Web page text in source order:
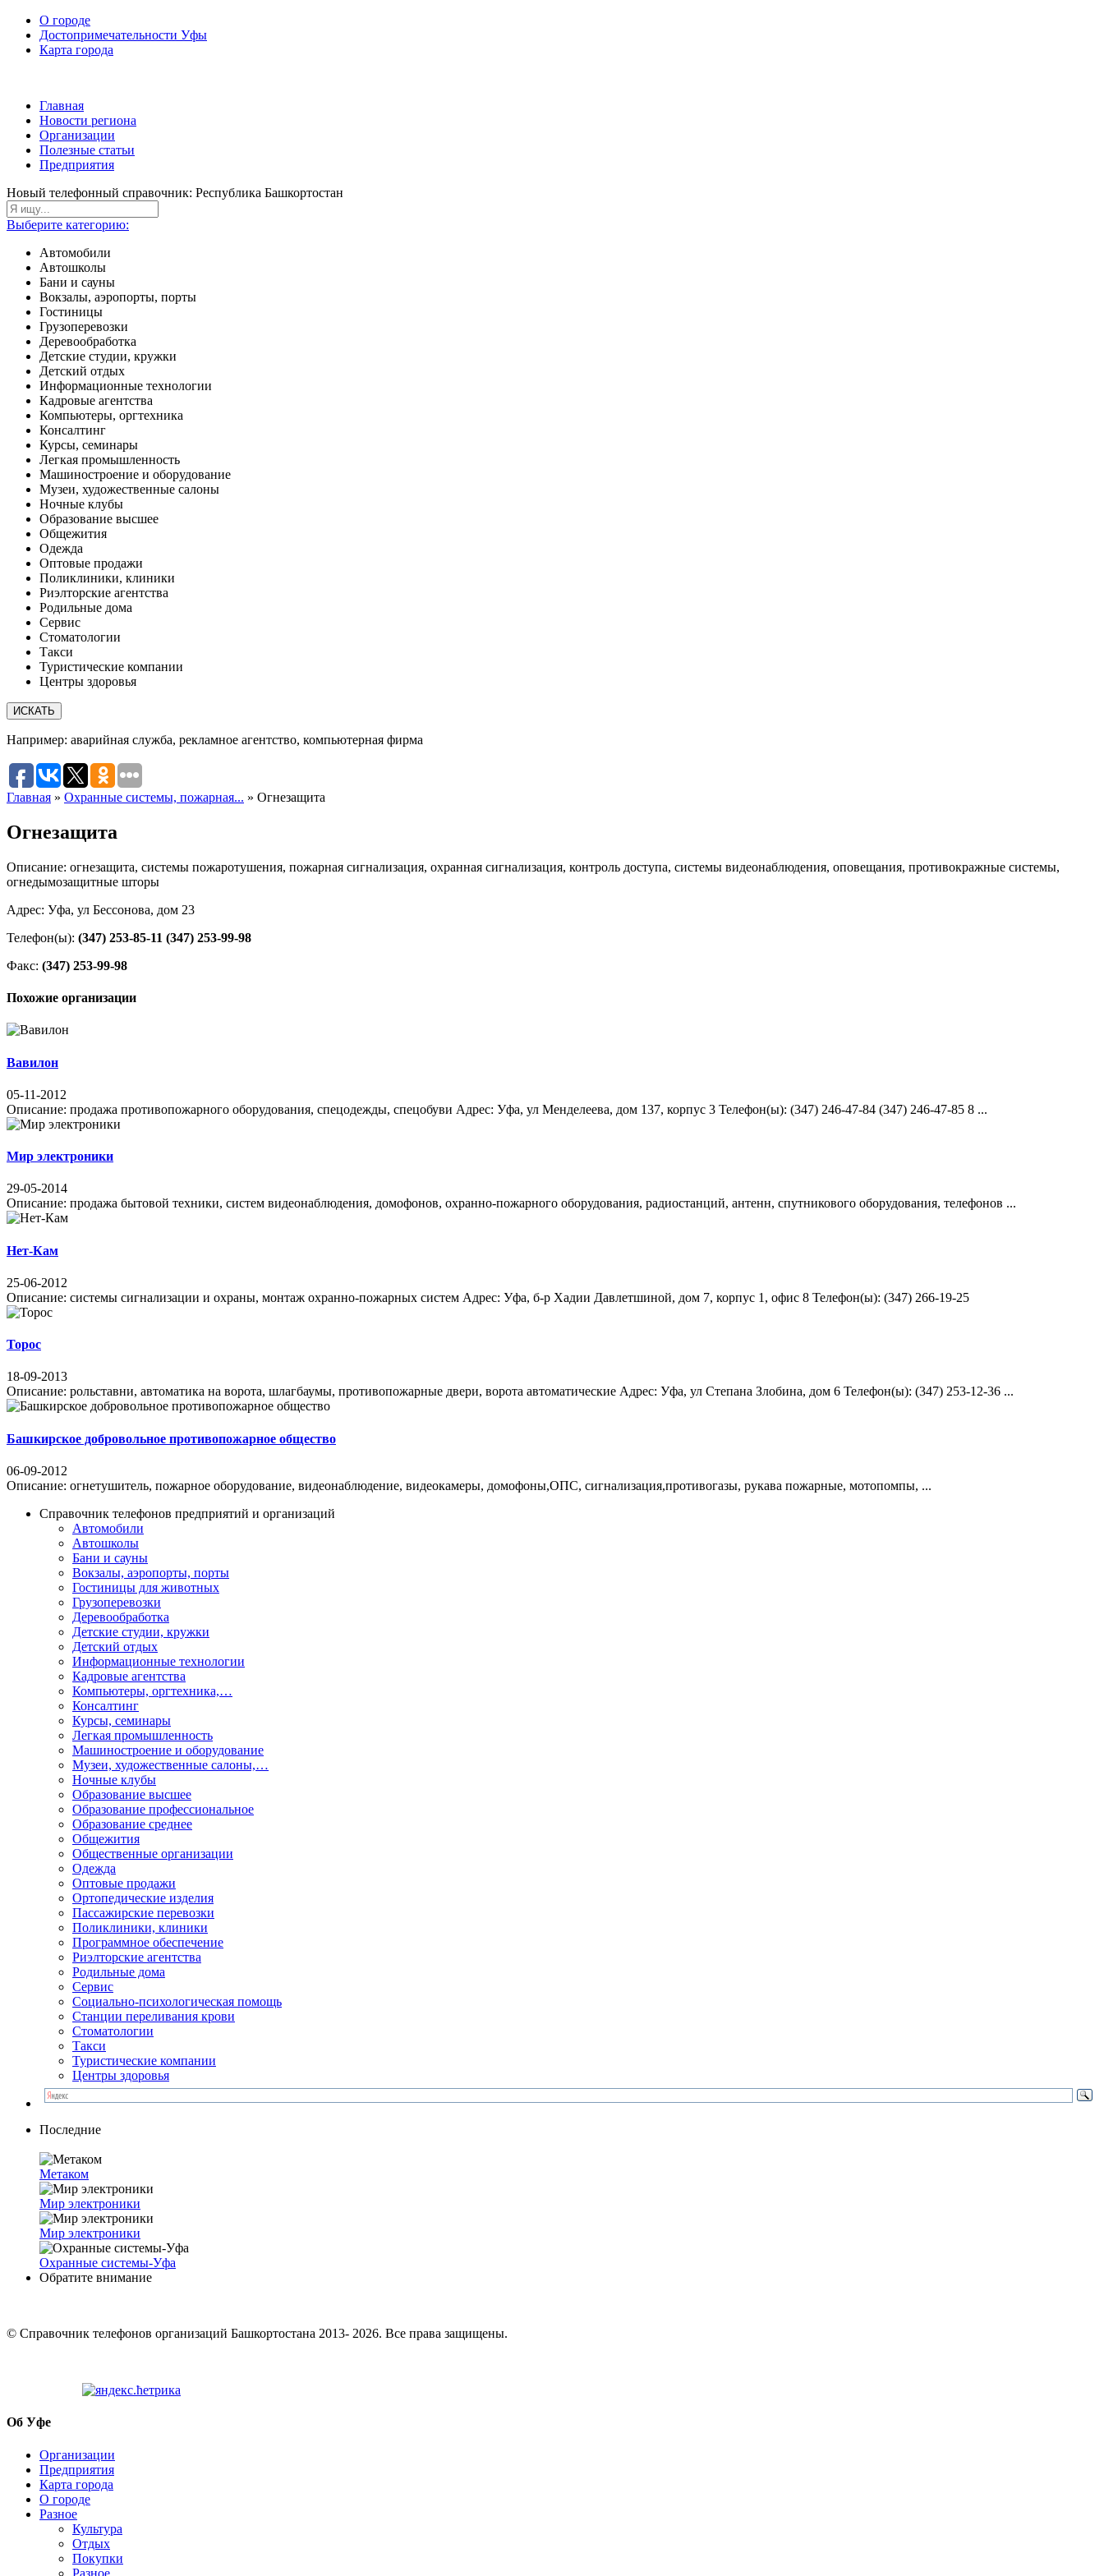
О городе
Достопримечательности Уфы
Карта города
Главная
Новости региона
Организации
Полезные статьи
Предприятия
Новый телефонный справочник: Республика Башкортостан
Выберите категорию:
Автомобили
Автошколы
Бани и сауны
Вокзалы, аэропорты, порты
Гостиницы
Грузоперевозки
Деревообработка
Детские студии, кружки
Детский отдых
Информационные технологии
Кадровые агентства
Компьютеры, оргтехника
Консалтинг
Курсы, семинары
Легкая промышленность
Машиностроение и оборудование
Музеи, художественные салоны
Ночные клубы
Образование высшее
Общежития
Одежда
Оптовые продажи
Поликлиники, клиники
Риэлторские агентства
Родильные дома
Сервис
Стоматологии
Такси
Туристические компании
Центры здоровья
Например: аварийная служба, рекламное агентство, компьютерная фирма
Главная » Охранные системы, пожарная... » Огнезащита
Огнезащита
Описание: огнезащита, системы пожаротушения, пожарная сигнализация, охранная сигнализация, контроль доступа, системы видеонаблюдения, оповещания, противокражные системы,
огнедымозащитные шторы
Адрес: Уфа, ул Бессонова, дом 23
Телефон(ы): (347) 253-85-11 (347) 253-99-98
Факс: (347) 253-99-98
Похожие организации
Вавилон
05-11-2012
Описание: продажа противопожарного оборудования, спецодежды, спецобуви Адрес: Уфа, ул Менделеева, дом 137, корпус 3 Телефон(ы): (347) 246-47-84 (347) 246-47-85 8 ...
Мир электроники
29-05-2014
Описание: продажа бытовой техники, систем видеонаблюдения, домофонов, охранно-пожарного оборудования, радиостанций, антенн, спутникового оборудования, телефонов ...
Нет-Кам
25-06-2012
Описание: системы сигнализации и охраны, монтаж охранно-пожарных систем Адрес: Уфа, б-р Хадии Давлетшиной, дом 7, корпус 1, офис 8 Телефон(ы): (347) 266-19-25
Торос
18-09-2013
Описание: рольставни, автоматика на ворота, шлагбаумы, противопожарные двери, ворота автоматические Адрес: Уфа, ул Степана Злобина, дом 6 Телефон(ы): (347) 253-12-36 ...
Башкирское добровольное противопожарное общество
06-09-2012
Описание: огнетушитель, пожарное оборудование, видеонаблюдение, видеокамеры, домофоны,ОПС, сигнализация,противогазы, рукава пожарные, мотопомпы, ...
Справочник телефонов предприятий и организаций
Автомобили
Автошколы
Бани и сауны
Вокзалы, аэропорты, порты
Гостиницы для животных
Грузоперевозки
Деревообработка
Детские студии, кружки
Детский отдых
Информационные технологии
Кадровые агентства
Компьютеры, оргтехника,…
Консалтинг
Курсы, семинары
Легкая промышленность
Машиностроение и оборудование
Музеи, художественные салоны,…
Ночные клубы
Образование высшее
Образование профессиональное
Образование среднее
Общежития
Общественные организации
Одежда
Оптовые продажи
Ортопедические изделия
Пассажирские перевозки
Поликлиники, клиники
Программное обеспечение
Риэлторские агентства
Родильные дома
Сервис
Социально-психологическая помощь
Станции переливания крови
Стоматологии
Такси
Туристические компании
Центры здоровья
Последние
Метаком
Мир электроники
Мир электроники
Охранные системы-Уфа
Обратите внимание
© Cправочник телефонов организаций Башкортостана 2013- 2026. Все права защищены.
Об Уфе
Организации
Предприятия
Карта города
О городе
Разное
Культура
Отдых
Покупки
Разное